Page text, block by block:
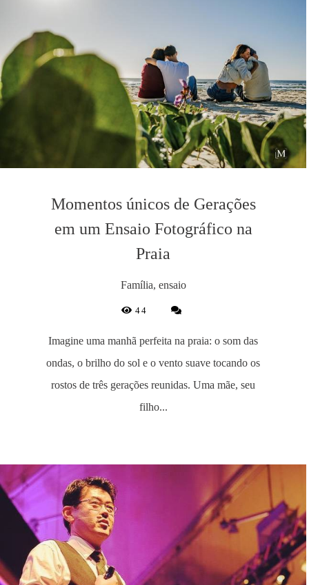
Momentos únicos de Gerações
em um Ensaio Fotográfico na
Praia
Família, ensaio
44
Imagine uma manhã perfeita na praia: o som das
ondas, o brilho do sol e o vento suave tocando os
rostos de três gerações reunidas. Uma mãe, seu
filho...